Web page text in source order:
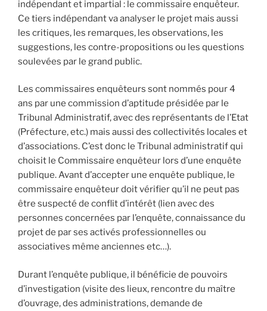
indépendant et impartial : le commissaire enquêteur.
Ce tiers indépendant va analyser le projet mais aussi
les critiques, les remarques, les observations, les
suggestions, les contre-propositions ou les questions
soulevées par le grand public.
Les commissaires enquêteurs sont nommés pour 4
ans par une commission d’aptitude présidée par le
Tribunal Administratif, avec des représentants de l’Etat
(Préfecture, etc.) mais aussi des collectivités locales et
d’associations. C’est donc le Tribunal administratif qui
choisit le Commissaire enquêteur lors d’une enquête
publique. Avant d’accepter une enquête publique, le
commissaire enquêteur doit vérifier qu’il ne peut pas
être suspecté de conflit d’intérêt (lien avec des
personnes concernées par l’enquête, connaissance du
projet de par ses activés professionnelles ou
associatives même anciennes etc…).
Durant l’enquête publique, il bénéficie de pouvoirs
d’investigation (visite des lieux, rencontre du maître
d’ouvrage, des administrations, demande de